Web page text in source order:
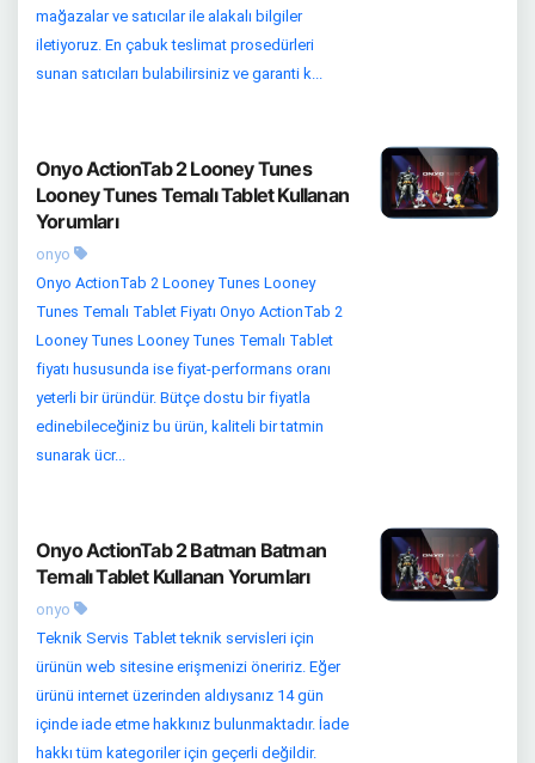
mağazalar ve satıcılar ile alakalı bilgiler
iletiyoruz. En çabuk teslimat prosedürleri
sunan satıcıları bulabilirsiniz ve garanti k...
Onyo ActionTab 2 Looney Tunes
Looney Tunes Temalı Tablet Kullanan
Yorumları
onyo
Onyo ActionTab 2 Looney Tunes Looney
Tunes Temalı Tablet Fiyatı Onyo ActionTab 2
Looney Tunes Looney Tunes Temalı Tablet
fiyatı hususunda ise fiyat-performans oranı
yeterli bir üründür. Bütçe dostu bir fiyatla
edinebileceğiniz bu ürün, kaliteli bir tatmin
sunarak ücr...
Onyo ActionTab 2 Batman Batman
Temalı Tablet Kullanan Yorumları
onyo
Teknik Servis Tablet teknik servisleri için
ürünün web sitesine erişmenizi öneririz. Eğer
ürünü internet üzerinden aldıysanız 14 gün
içinde iade etme hakkınız bulunmaktadır. İade
hakkı tüm kategoriler için geçerli değildir.